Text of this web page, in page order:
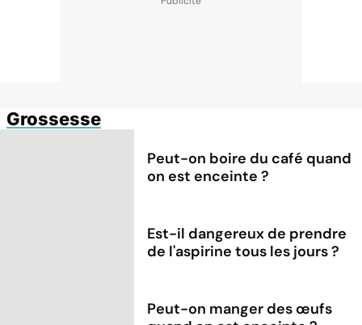
Grossesse
Peut-on boire du café quand
on est enceinte ?
Est-il dangereux de prendre
de l'aspirine tous les jours ?
Peut-on manger des œufs